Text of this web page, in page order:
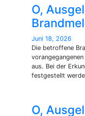
O,
Juni 18, 2026
Die betroffene
aus. Bei der
festgestellt
O,